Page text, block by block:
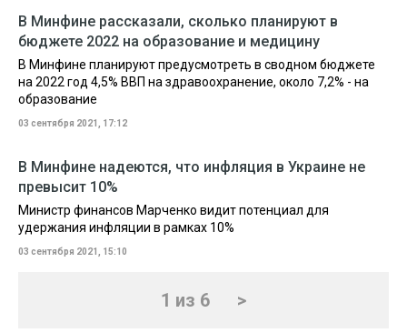
В Минфине рассказали, сколько планируют в
бюджете 2022 на образование и медицину
В Минфине планируют предусмотреть в сводном бюджете
на 2022 год 4,5% ВВП на здравоохранение, около 7,2% - на
образование
03 сентября 2021, 17:12
В Минфине надеются, что инфляция в Украине не
превысит 10%
Министр финансов Марченко видит потенциал для
удержания инфляции в рамках 10%
03 сентября 2021, 15:10
1 из 6 >